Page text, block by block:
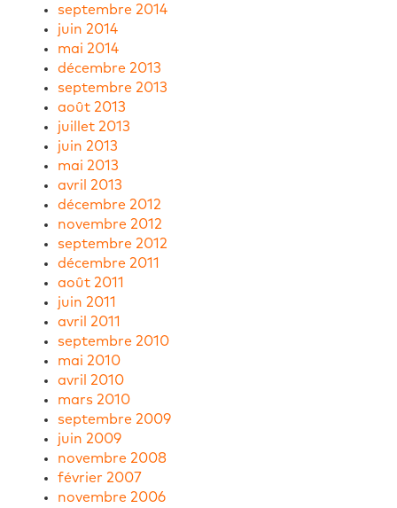
septembre 2014
juin 2014
mai 2014
décembre 2013
septembre 2013
août 2013
juillet 2013
juin 2013
mai 2013
avril 2013
décembre 2012
novembre 2012
septembre 2012
décembre 2011
août 2011
juin 2011
avril 2011
septembre 2010
mai 2010
avril 2010
mars 2010
septembre 2009
juin 2009
novembre 2008
février 2007
novembre 2006